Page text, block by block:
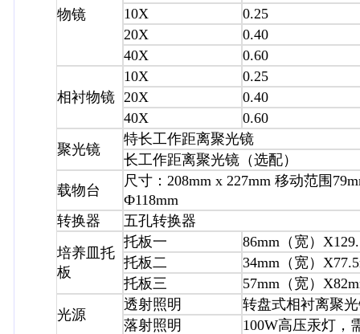
物镜
10X
0.25
20X
0.40
40X
0.60
相衬物镜
10X
0.25
20X
0.40
40X
0.60
聚光镜
特长工作距离聚光镜
长工作距离聚光镜（选配）
载物台
尺寸：208mm x 227mm 移动范围
Ф118mm
转换器
五孔转换器
培养皿托
板
托板一
86mm（宽）
托板二
34mm（宽）
托板三
57mm（宽）
光源
透射照明
转盘式相衬离聚
落射照明
100W高压汞灯，